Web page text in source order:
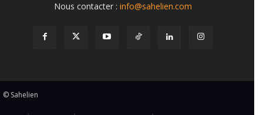
Nous contacter : info@sahelien.com
© Sahelien